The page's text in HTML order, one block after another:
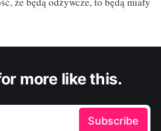
more like this.
Subscribe